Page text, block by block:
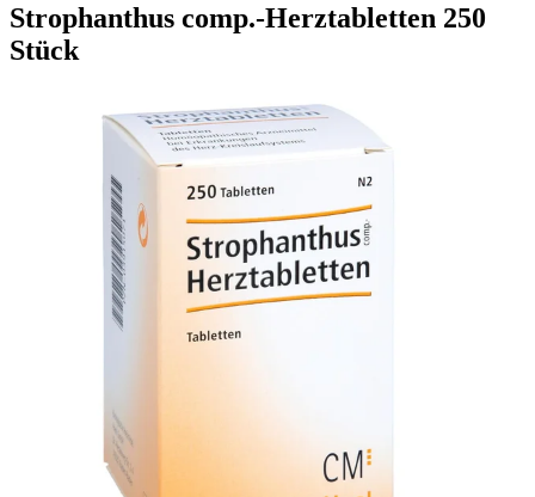
Strophanthus comp.-Herztabletten 250
Stück